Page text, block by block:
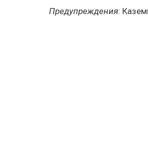
Предупреждения: